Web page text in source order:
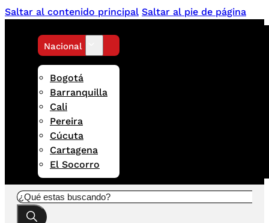
Saltar al contenido principal Saltar al pie de página
Nacional
Bogotá
Barranquilla
Cali
Pereira
Cúcuta
Cartagena
El Socorro
Buscar